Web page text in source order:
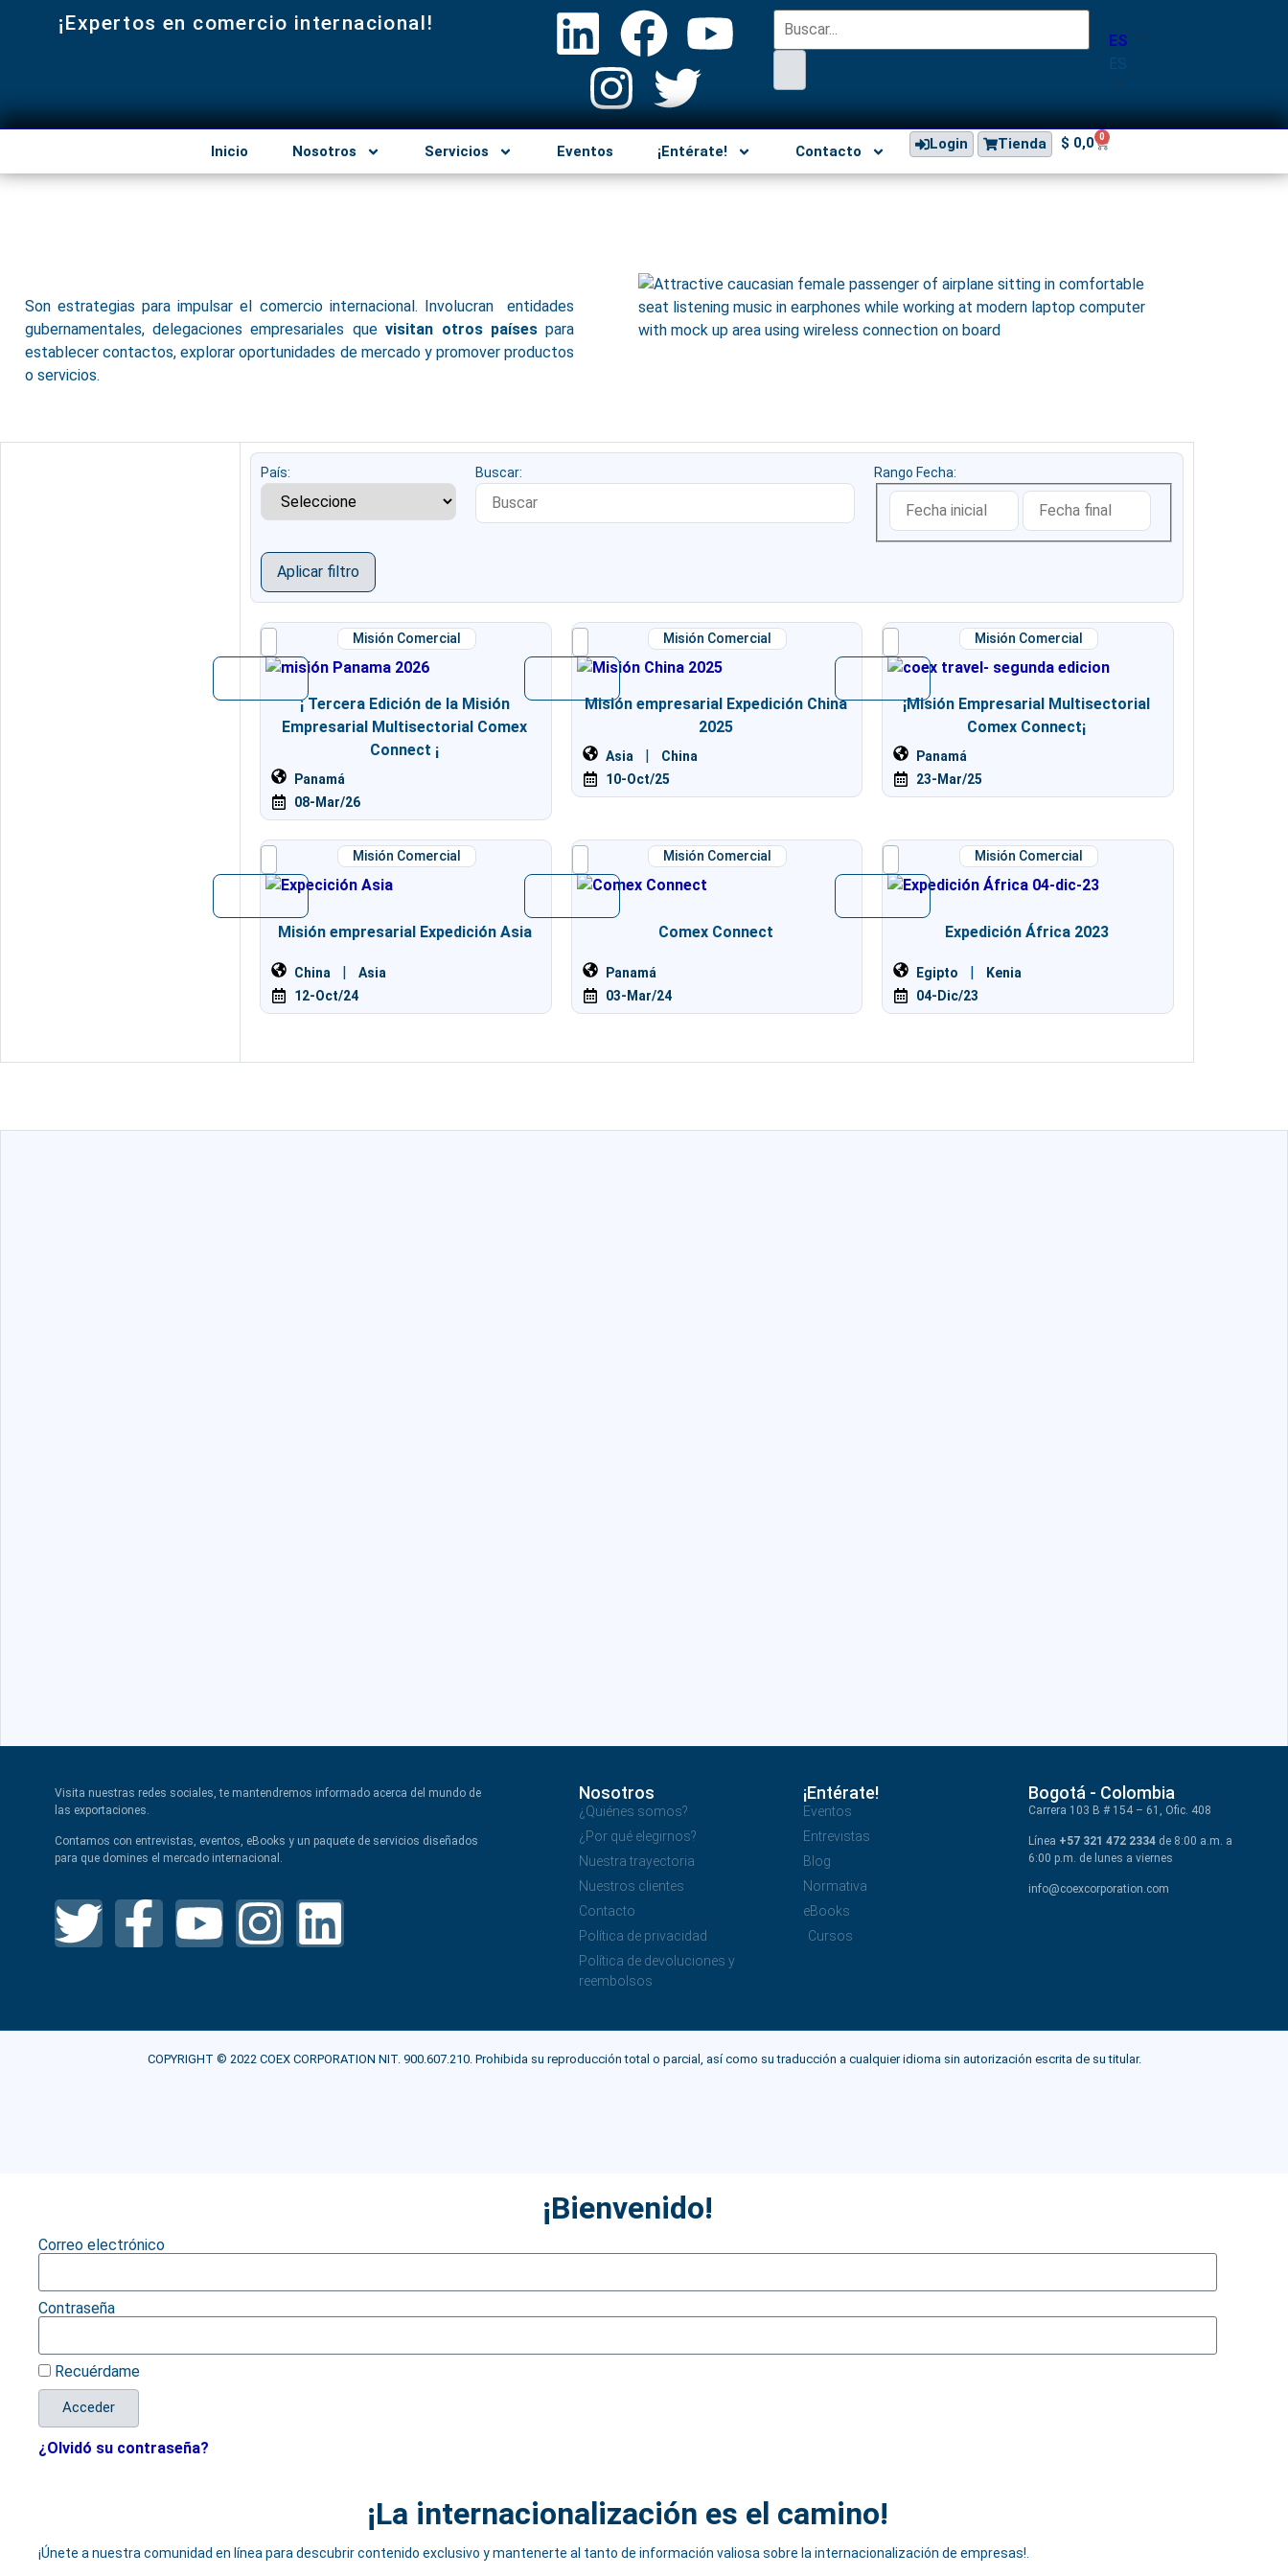
¡Expertos en comercio internacional!
ES
ES
Inicio Nosotros Servicios Eventos ¡Entérate! Contacto Login Tienda $ 0,0 0
Son estrategias para impulsar el comercio internacional. Involucran entidades
gubernamentales, delegaciones empresariales quevisitan otros paísespara
establecer contactos, explorar oportunidades de mercado y promover productos
o servicios.
País: Buscar: Rango Fecha:
Aplicar filtro
Misión Comercial
¡ Tercera Edición de la Misión
Empresarial Multisectorial Comex
Connect ¡
Panamá
08-Mar/26
Misión Comercial
Misión empresarial Expedición China
2025
Asia |
China
10-Oct/25
Misión Comercial
¡Misión Empresarial Multisectorial
Comex Connect¡
Panamá
23-Mar/25
Misión Comercial
Misión empresarial Expedición Asia
China |
Asia
12-Oct/24
Misión Comercial
Comex Connect
Panamá
03-Mar/24
Misión Comercial
Expedición África 2023
Egipto |
Kenia
04-Dic/23
Visita nuestras redes sociales, te mantendremos informado acerca del mundo de
las exportaciones.
Contamos con entrevistas, eventos, eBooks y un paquete de servicios diseñados
para que domines el mercado internacional.
Nosotros
¿Quiénes somos?
¿Por qué elegirnos?
Nuestra trayectoria
Nuestros clientes
Contacto
Política de privacidad
Política de devoluciones y
reembolsos
¡Entérate!
Eventos
Entrevistas
Blog
Normativa
eBooks
Cursos
Bogotá - Colombia
Carrera 103 B # 154 – 61, Ofic. 408
Línea +57 321 472 2334 de 8:00 a.m. a
6:00 p.m. de lunes a viernes
info@coexcorporation.com
COPYRIGHT © 2022 COEX CORPORATION NIT. 900.607.210. Prohibida su reproducción total o parcial, así como su traducción a cualquier idioma sin autorización escrita de su titular.
¡Bienvenido!
Correo electrónico
Contraseña
Recuérdame
Acceder
¿Olvidó su contraseña?
¡La internacionalización es el camino!
¡Únete a nuestra comunidad en línea para descubrir contenido exclusivo y mantenerte al tanto de información valiosa sobre la internacionalización de empresas!.